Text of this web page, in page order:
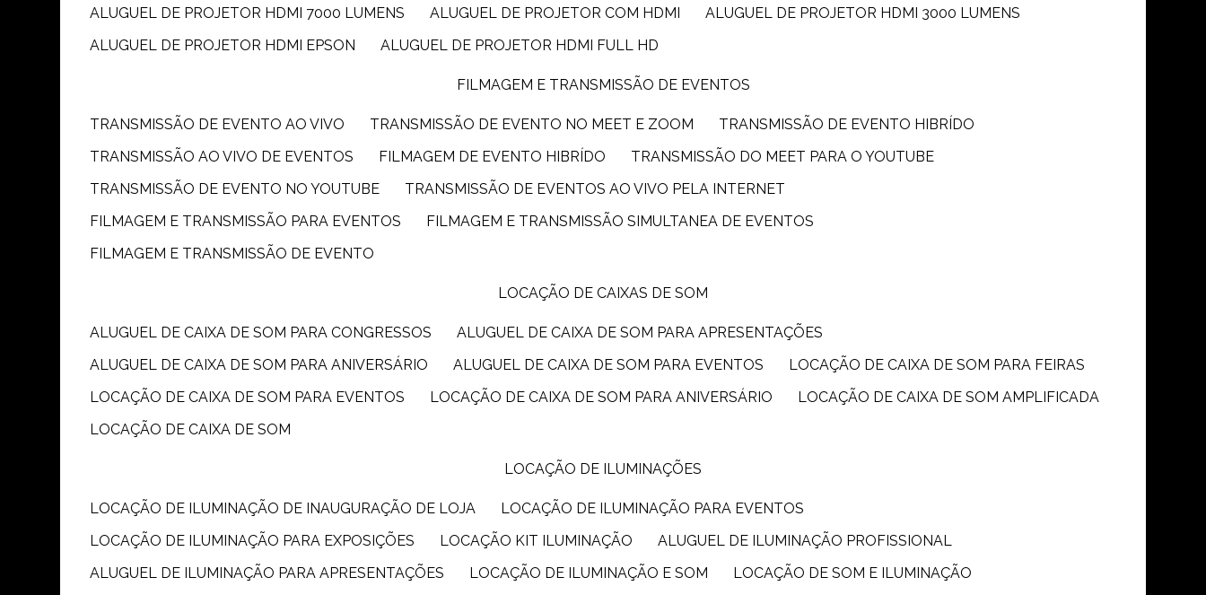
ALUGUEL DE PROJETOR HDMI 7000 LUMENS
ALUGUEL DE PROJETOR COM HDMI
ALUGUEL DE PROJETOR HDMI 3000 LUMENS
ALUGUEL DE PROJETOR HDMI EPSON
ALUGUEL DE PROJETOR HDMI FULL HD
FILMAGEM E TRANSMISSÃO DE EVENTOS
TRANSMISSÃO DE EVENTO AO VIVO TRANSMISSÃO DE EVENTO NO MEET E ZOOM
TRANSMISSÃO DE EVENTO HIBRÍDO
TRANSMISSÃO AO VIVO DE EVENTOS
FILMAGEM DE EVENTO HIBRÍDO
TRANSMISSÃO DO MEET PARA O YOUTUBE
TRANSMISSÃO DE EVENTO NO YOUTUBE
TRANSMISSÃO DE EVENTOS AO VIVO PELA INTERNET
FILMAGEM E TRANSMISSÃO PARA EVENTOS
FILMAGEM E TRANSMISSÃO SIMULTANEA DE EVENTOS
FILMAGEM E TRANSMISSÃO DE EVENTO
LOCAÇÃO DE CAIXAS DE SOM
ALUGUEL DE CAIXA DE SOM PARA CONGRESSOS
ALUGUEL DE CAIXA DE SOM PARA APRESENTAÇÕES
ALUGUEL DE CAIXA DE SOM PARA ANIVERSÁRIO
ALUGUEL DE CAIXA DE SOM PARA EVENTOS
LOCAÇÃO DE CAIXA DE SOM PARA FEIRAS
LOCAÇÃO DE CAIXA DE SOM PARA EVENTOS
LOCAÇÃO DE CAIXA DE SOM PARA ANIVERSÁRIO
LOCAÇÃO DE CAIXA DE SOM AMPLIFICADA
LOCAÇÃO DE CAIXA DE SOM
LOCAÇÃO DE ILUMINAÇÕES
LOCAÇÃO DE ILUMINAÇÃO DE INAUGURAÇÃO DE LOJA
LOCAÇÃO DE ILUMINAÇÃO PARA EVENTOS
LOCAÇÃO DE ILUMINAÇÃO PARA EXPOSIÇÕES
LOCAÇÃO KIT ILUMINAÇÃO
ALUGUEL DE ILUMINAÇÃO PROFISSIONAL
ALUGUEL DE ILUMINAÇÃO PARA APRESENTAÇÕES
LOCAÇÃO DE ILUMINAÇÃO E SOM
LOCAÇÃO DE SOM E ILUMINAÇÃO